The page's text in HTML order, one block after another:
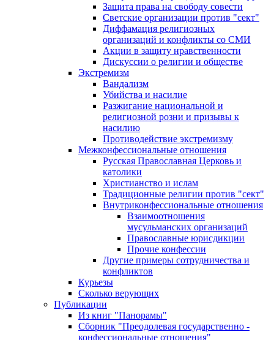
Защита права на свободу совести
Светские организации против "сект"
Диффамация религиозных
организаций и конфликты со СМИ
Акции в защиту нравственности
Дискуссии о религии и обществе
Экстремизм
Вандализм
Убийства и насилие
Разжигание национальной и
религиозной розни и призывы к
насилию
Противодействие экстремизму
Межконфессиональные отношения
Русская Православная Церковь и
католики
Христианство и ислам
Традиционные религии против "сект"
Внутриконфессиональные отношения
Взаимоотношения
мусульманских организаций
Православные юрисдикции
Прочие конфессии
Другие примеры сотрудничества и
конфликтов
Курьезы
Сколько верующих
Публикации
Из книг "Панорамы"
Сборник "Преодолевая государственно -
конфессиональные отношения"